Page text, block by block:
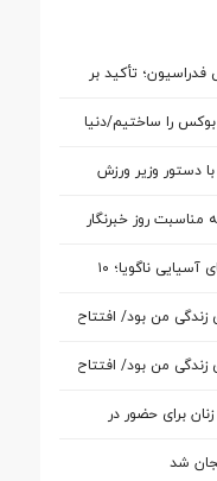
تأکید بر
آسیایی ناگویا
را ساختیم/دنیا
دستور وزیر ورزش
روز خبرنگار
آغاز اردوی تیم ملی بوکس برای بازی‌های آسیایی ناگویا؛ ۱۰
زندگی من بود/ افتتاح
زندگی من بود/ افتتاح
برای حضور در
شد